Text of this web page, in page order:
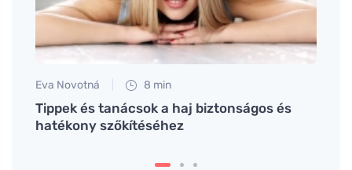
Eva Novotná 8 min
Tippek és tanácsok a haj biztonságos és
hatékony szőkítéséhez